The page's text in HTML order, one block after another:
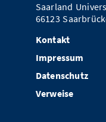
Saarland
66123
Kontakt
Impressum
Datenschutz
Verweise